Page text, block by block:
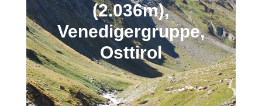
(2.036m),
Venedigergruppe,
Osttirol